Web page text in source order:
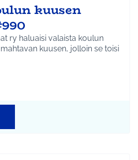
kuusen
ry haluaisi valaista koulun
kuusen, jolloin se toisi
mukaan: Jokela